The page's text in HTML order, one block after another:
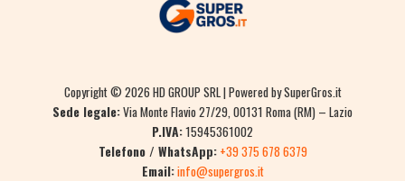
Copyright © 2026 HD GROUP SRL | Powered by SuperGros.it
Sede legale:Via Monte Flavio 27/29, 00131 Roma (RM) – Lazio
P.IVA:15945361002
Telefono / WhatsApp: +39 375 678 6379
Email:info@supergros.it